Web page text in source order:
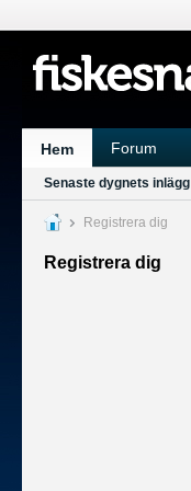
Hem Forum
Senaste dygnets inlägg
Registrera dig
Registrera dig